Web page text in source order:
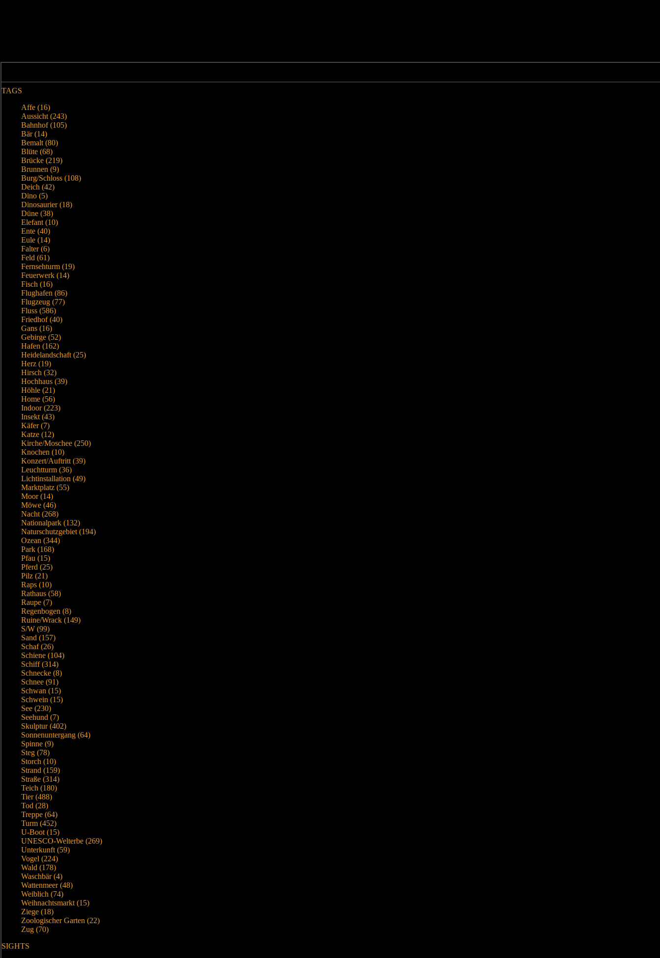
TAGS
Affe (16)
Aussicht (243)
Bahnhof (105)
Bär (14)
Bemalt (80)
Blüte (68)
Brücke (219)
Brunnen (9)
Burg/Schloss (108)
Deich (42)
Dino (5)
Dinosaurier (18)
Düne (38)
Elefant (10)
Ente (40)
Eule (14)
Falter (6)
Feld (61)
Fernsehturm (19)
Feuerwerk (14)
Fisch (16)
Flughafen (86)
Flugzeug (77)
Fluss (586)
Friedhof (40)
Gans (16)
Gebirge (52)
Hafen (162)
Heidelandschaft (25)
Herz (19)
Hirsch (32)
Hochhaus (39)
Höhle (21)
Home (56)
Indoor (223)
Insekt (43)
Käfer (7)
Katze (12)
Kirche/Moschee (250)
Knochen (10)
Konzert/Auftritt (39)
Leuchtturm (36)
Lichtinstallation (49)
Marktplatz (55)
Moor (14)
Möwe (46)
Nacht (268)
Nationalpark (132)
Naturschutzgebiet (194)
Ozean (344)
Park (168)
Pfau (15)
Pferd (25)
Pilz (21)
Raps (10)
Rathaus (58)
Raupe (7)
Regenbogen (8)
Ruine/Wrack (149)
S/W (99)
Sand (157)
Schaf (26)
Schiene (104)
Schiff (314)
Schnecke (8)
Schnee (91)
Schwan (15)
Schwein (15)
See (230)
Seehund (7)
Skulptur (402)
Sonnenuntergang (64)
Spinne (9)
Steg (78)
Storch (10)
Strand (159)
Straße (314)
Teich (180)
Tier (488)
Tod (28)
Treppe (64)
Turm (452)
U-Boot (15)
UNESCO-Welterbe (269)
Unterkunft (59)
Vogel (224)
Wald (178)
Waschbär (4)
Wattenmeer (48)
Weiblich (74)
Weihnachtsmarkt (15)
Ziege (18)
Zoologischer Garten (22)
Zug (70)
SIGHTS